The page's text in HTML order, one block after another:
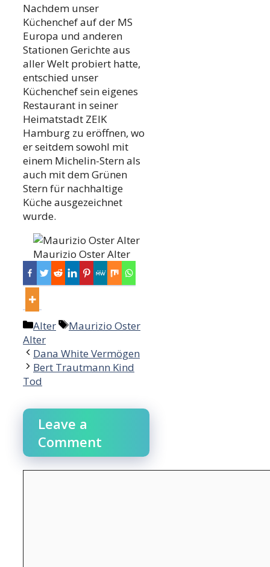
Nachdem unser
Küchenchef auf der MS
Europa und anderen
Stationen Gerichte aus
aller Welt probiert hatte,
entschied unser
Küchenchef sein eigenes
Restaurant in seiner
Heimatstadt ZEIK
Hamburg zu eröffnen, wo
er seitdem sowohl mit
einem Michelin-Stern als
auch mit dem Grünen
Stern für nachhaltige
Küche ausgezeichnet
wurde.
Maurizio Oster Alter
Categories
Alter Tags
Maurizio Oster
Alter
Post
navigation
Dana White Vermögen
Bert Trautmann Kind
Tod
Leave a
Comment